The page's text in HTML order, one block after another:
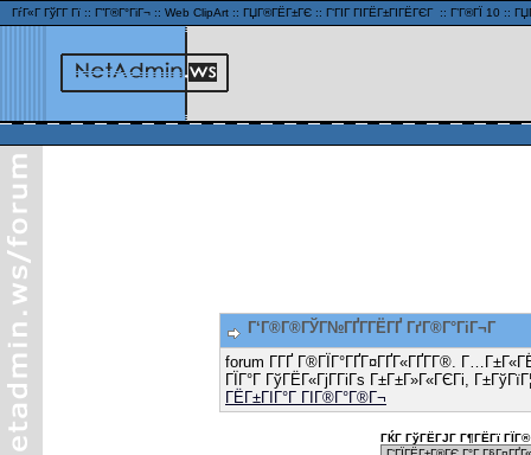
ГѓГ«Г ГўГ­Г Гї :: Г”Г®Г°ГіГ¬ :: Web ClipArt :: ГЏГ®ГЁГ±ГЄ :: Г‘ГІГ ГІГЁГ±ГІГЁГЄГ :: Г’Г®ГЇ 10 ::
Г‘Г®Г®ГЎГ№ГҐГ­ГЁГҐ ГґГ®Г°ГіГ¬Г
forum Г­ГҐ Г®ГЇГ°ГҐГ¤ГҐГ«ГҐГ­Г®.
ГЇГ°Г ГўГЁГ«ГјГ­ГіГѕ Г±Г±Г»Г«ГЄГі,
ГЁГ±ГІГ°Г ГІГ®Г°Г®Г¬
ГЌГ ГўГЁГЈГ Г¶ГЁГї ГЇГ®